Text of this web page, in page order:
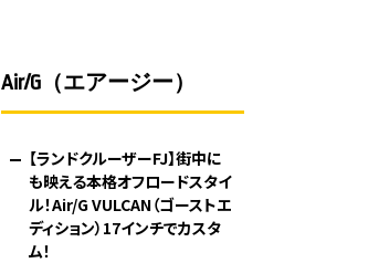
Air/G（エアージー）
【ランドクルーザーFJ】街中に
も映える本格オフロードスタイ
ル！Air/G VULCAN（ゴーストエ
ディション）17インチでカスタ
ム！